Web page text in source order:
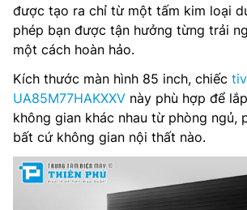
Tìm kiếm bằng giọng nói: Tìm kiếm giọng
bằng tiếng Việt
TV On
Truyền thanh Kỹ thuật số: DVB-T2 (*VN:
Kết nối: Wi-Fi 5, LAN, Bluetooth, HDMI,
CEC, RF In
Điều khiển từ xa: Có
được tạo ra chỉ từ một tấm kim loại
phép bạn được tận hưởng từng trải
một cách hoàn hảo.
Kích thước màn hình 85 inch, chiếc
UA85M77HAKXXV này phù hợp để
không gian khác nhau từ phòng ngủ,
bất cứ không gian nội thất nào.